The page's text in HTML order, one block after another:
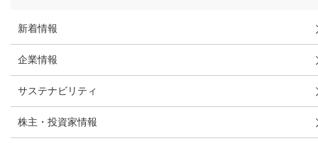
新着情報
企業情報
サステナビリティ
株主・投資家情報